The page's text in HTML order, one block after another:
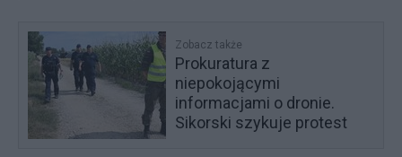
Zobacz także
Prokuratura z
niepokojącymi
informacjami o dronie.
Sikorski szykuje protest